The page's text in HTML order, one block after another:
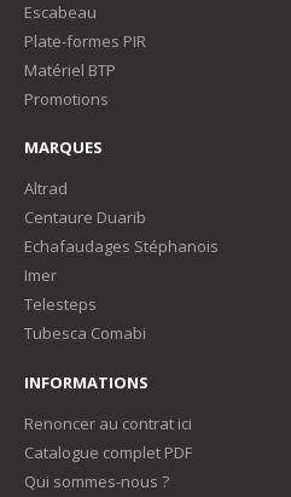
Escabeau
Plate-formes PIR
Matériel BTP
Promotions
MARQUES
Altrad
Centaure Duarib
Echafaudages Stéphanois
Imer
Telesteps
Tubesca Comabi
INFORMATIONS
Renoncer au contrat ici
Catalogue complet PDF
Qui sommes-nous ?